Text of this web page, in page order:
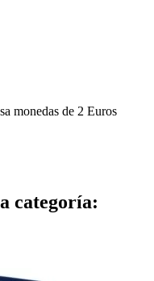
monedas de 2 Euros
categoría: